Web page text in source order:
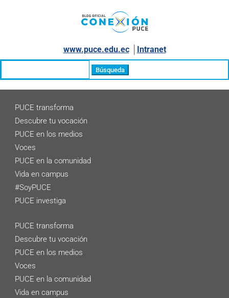
www.puce.edu.ec│ Intranet
PUCE transforma
Descubre tu vocación
PUCE en los medios
Voces
PUCE en la comunidad
Vida en campus
#SoyPUCE
PUCE investiga
PUCE transforma
Descubre tu vocación
PUCE en los medios
Voces
PUCE en la comunidad
Vida en campus